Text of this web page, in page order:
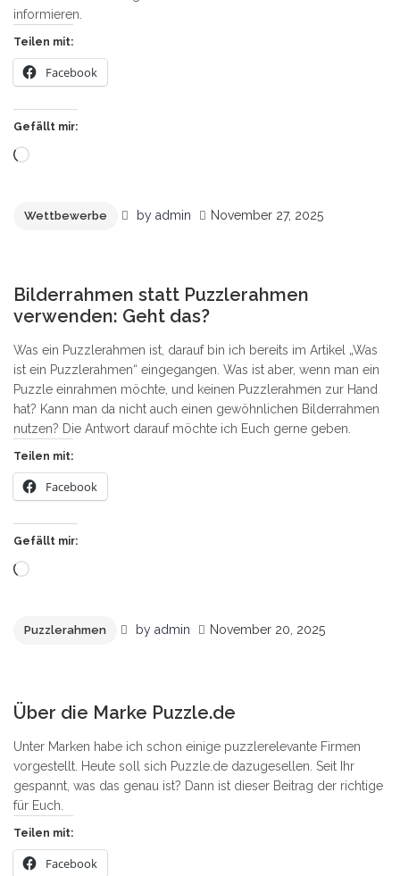
informieren.
Teilen mit:
Facebook
Gefällt mir:
Wird
Wettbewerbe by admin November 27, 2025
Bilderrahmen statt Puzzlerahmen
verwenden: Geht das?
Was ein Puzzlerahmen ist, darauf bin ich bereits im Artikel „Was
ist ein Puzzlerahmen“ eingegangen. Was ist aber, wenn man ein
Puzzle einrahmen möchte, und keinen Puzzlerahmen zur Hand
hat? Kann man da nicht auch einen gewöhnlichen Bilderrahmen
nutzen? Die Antwort darauf möchte ich Euch gerne geben.
Teilen mit:
Facebook
Gefällt mir:
Wird
Puzzlerahmen by admin November 20, 2025
Über die Marke Puzzle.de
Unter Marken habe ich schon einige puzzlerelevante Firmen
vorgestellt. Heute soll sich Puzzle.de dazugesellen. Seit Ihr
gespannt, was das genau ist? Dann ist dieser Beitrag der richtige
für Euch.
Teilen mit:
Facebook